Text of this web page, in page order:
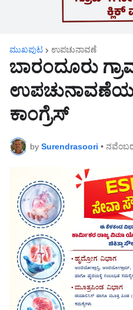
ಮುಖಪುಟ ಉಪಚುನಾವಣೆ
ಬಾರಂದೂರು
ಕಾಂಗ್ರೆಸ್
by Surendrasoori •